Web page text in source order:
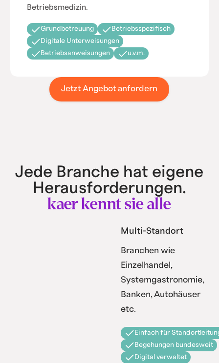
Betriebsmedizin.
Grundbetreuung
Betriebsspezifisch
Digitale Unterweisungen
Betriebsanweisungen
u.v.m.
Jetzt Angebot anfordern
Jede Branche hat eigene
Herausforderungen.
kaer kennt sie alle
Multi-Standort
Branchen wie
Einzelhandel,
Systemgastronomie,
Banken, Autohäuser
etc.
Einfach für
Begehungen bundesweit
Digital verwaltet